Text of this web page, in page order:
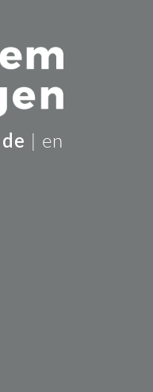
de en